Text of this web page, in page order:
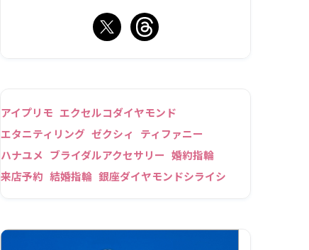
アイプリモ エクセルコダイヤモンド
エタニティリング ゼクシィ
ティファニー
ハナユメ ブライダルアクセサリー 婚約指輪
来店予約 結婚指輪 銀座ダイヤモンドシライシ